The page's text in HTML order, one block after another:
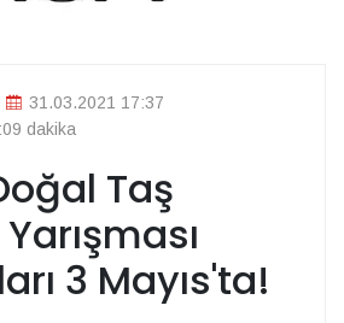
31.03.2021 17:37
dakika
Taş
3 Mayıs'ta!